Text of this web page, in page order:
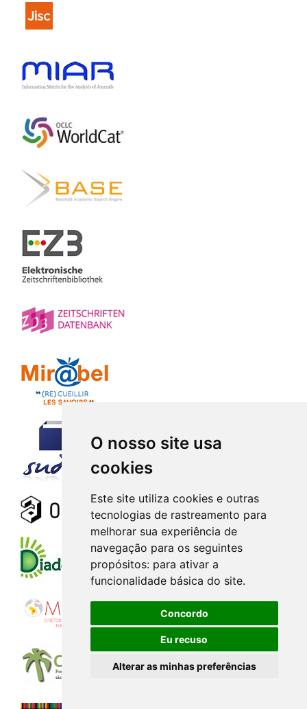
O nosso site usa
cookies
Este site utiliza cookies e outras
tecnologias de rastreamento para
melhorar sua experiência de
navegação para os seguintes
propósitos: para ativar a
funcionalidade básica do site.
Concordo
Eu recuso
Alterar as minhas preferências